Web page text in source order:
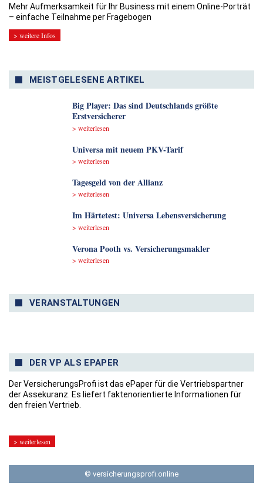
Mehr Aufmerksamkeit für Ihr Business mit einem Online-Porträt
– einfache Teilnahme per Fragebogen
> weitere Infos
MEISTGELESENE ARTIKEL
Big Player: Das sind Deutschlands größte
Erstversicherer
> weiterlesen
Universa mit neuem PKV-Tarif
> weiterlesen
Tagesgeld von der Allianz
> weiterlesen
Im Härtetest: Universa Lebensversicherung
> weiterlesen
Verona Pooth vs. Versicherungsmakler
> weiterlesen
VERANSTALTUNGEN
DER VP ALS EPAPER
Der VersicherungsProfi ist das ePaper für die Vertriebspartner
der Assekuranz. Es liefert faktenorientierte Informationen für
den freien Vertrieb.
> weiterlesen
© versicherungsprofi.online